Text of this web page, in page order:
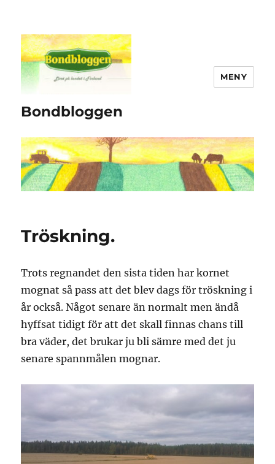
Bondbloggen
MENY
Tröskning.
Trots regnandet den sista tiden har kornet
mognat så pass att det blev dags för tröskning i
år också. Något senare än normalt men ändå
hyffsat tidigt för att det skall finnas chans till
bra väder, det brukar ju bli sämre med det ju
senare spannmålen mognar.